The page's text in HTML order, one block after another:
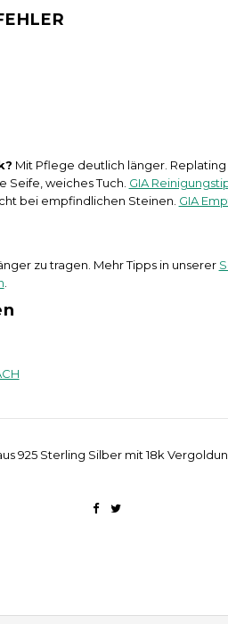
Mit Pflege deutlich länger. Replating
Seife, weiches Tuch. GIA
bei empfindlichen Steinen. GIA
zu tragen. Mehr Tipps in unserer
925 Sterling Silber mit 18k